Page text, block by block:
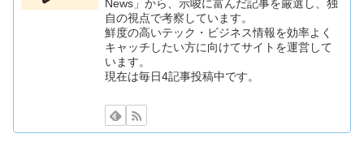
News」から、示唆に富んだ記事を厳選し、独
自の視点で考察しています。
鮮度の高いテック・ビジネス情報を効率よく
キャッチしたい方に向けてサイトを運営して
います。
現在は毎日4記事投稿中です。